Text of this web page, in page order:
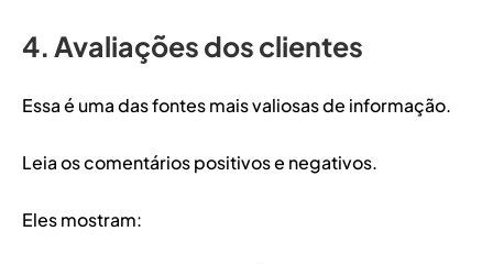
4. Avaliações dos clientes
Essa é uma das fontes mais valiosas de informação.
Leia os comentários positivos e negativos.
Eles mostram: